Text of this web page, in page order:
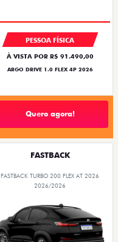
PESSOA FÍSICA
À VISTA POR R$ 91.490,00
ARGO DRIVE 1.0 FLEX 4P 2026
Quero agora!
FASTBACK
FASTBACK TURBO 200 FLEX AT 2026
2026/2026